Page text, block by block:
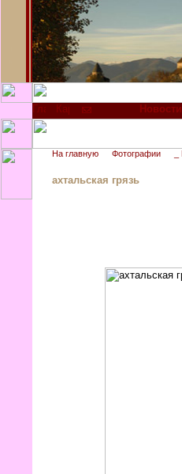
Новости
На главную Фотографии
ахтальская грязь